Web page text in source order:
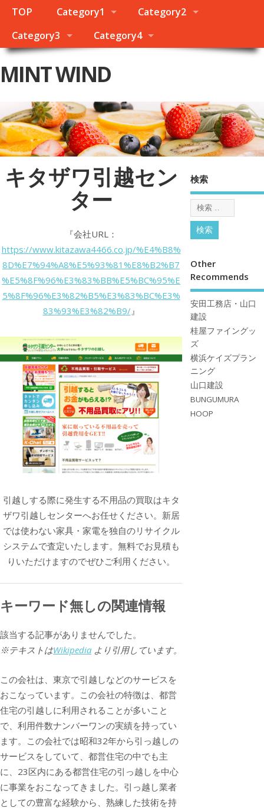
TOP Category1
Category2
Category3
Category4
MINT WIND
キタザワ引越セン
ター
『会社URL：
https://www.kitazawa4466.co.jp/%E4%B8%
8D%E7%94%A8%E5%93%81%E8%B2%B7
%E5%8F%96%E3%83%BB%E5%BC%95%E
5%8F%96%E3%82%B5%E3%83%BC%E3%
83%93%E3%82%B9/』
引越しする際に発生する不用品の買取はキタ
ザワ引越しセンターへお任せください。新居
では使わない家具・家電を独自のリサイクル
システムで査定いたします。無料でお見積も
りいただけますのでぜひご利用ください。
キーワード無しの関連情報
該当する記事がありませんでした。
※テキストはWikipedia より引用しています。
この会社は、東京で引越しなどのサービスを
おこなっています。この会社の特徴は、都営
住宅の引越しに利用されることが多いこと
で、利用件数ナンバーワンの実績を持ってい
ます。この会社では昭和32年から引っ越しの
サービスをしていて、都営住宅の中でも主
に、23区内にある都営住宅の引っ越しを中心
に事業をおこなってきました。引っ越し業者
としての豊富な経験から、熟練した技術を持
検索
Other
Recommends
安田工務店・山口
建設
桂屋ファイングッ
ズ
横浜ケイズプラン
ニング
山口建設
BUNGUMURA
HOOP